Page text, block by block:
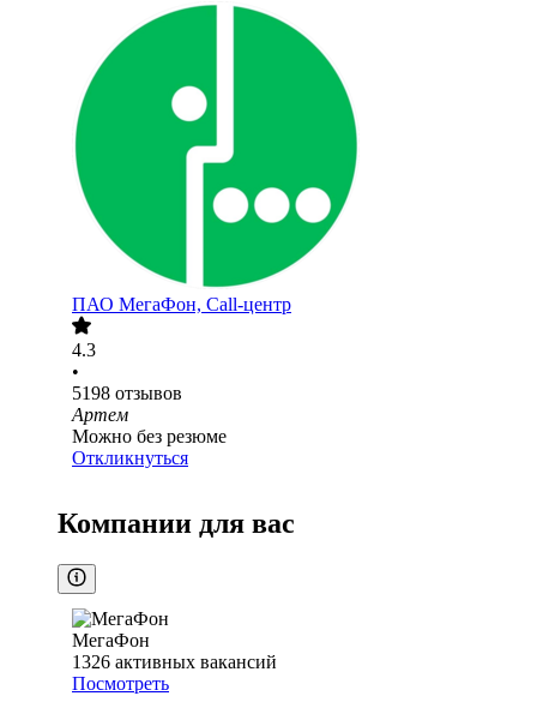
ПАО МегаФон, Call-центр
4.3
•
5198 отзывов
Артем
Можно без резюме
Откликнуться
Компании для вас
МегаФон
1326 активных вакансий
Посмотреть